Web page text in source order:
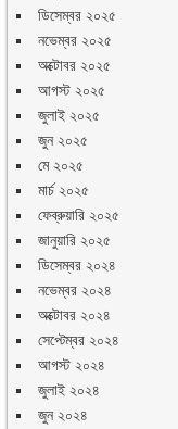
ডিসেম্বর ২০২৫
নভেম্বর ২০২৫
অক্টোবর ২০২৫
আগস্ট ২০২৫
জুলাই ২০২৫
জুন ২০২৫
মে ২০২৫
মার্চ ২০২৫
ফেব্রুয়ারি ২০২৫
জানুয়ারি ২০২৫
ডিসেম্বর ২০২৪
নভেম্বর ২০২৪
অক্টোবর ২০২৪
সেপ্টেম্বর ২০২৪
আগস্ট ২০২৪
জুলাই ২০২৪
জুন ২০২৪